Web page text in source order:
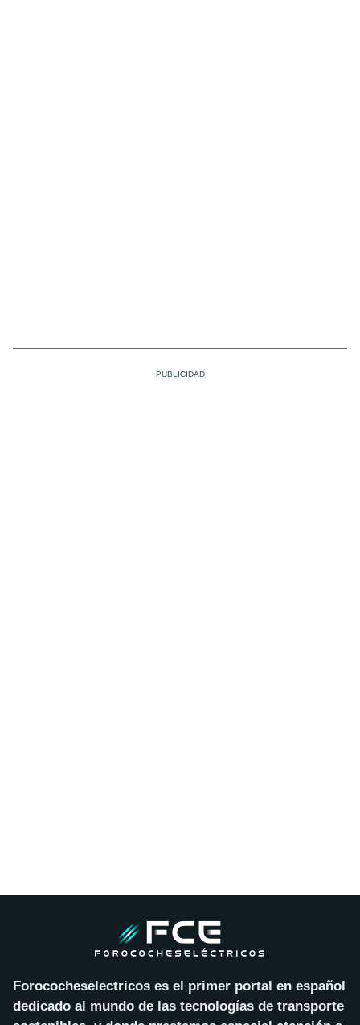
Forococheselectricos es el primer portal en español
dedicado al mundo de las tecnologías de transporte